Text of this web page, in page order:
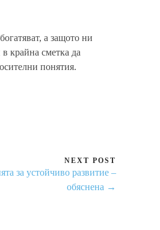
а защото ни
крайна сметка да
понятия.
NEXT POST
за устойчиво развитие –
обяснена →